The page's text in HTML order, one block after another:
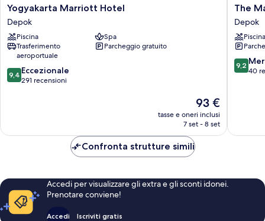
Yogyakarta
Marriott
Hotel
Depok
Yogyakarta Marriott Hotel
Depok
Piscina
Spa
Trasferimento
aeroportuale
Parcheggio gratuito
9.4
su
9,4 Eccezionale
291 recensioni
Il
prezzo
attuale
93 €
tasse e oneri inclusi
7 set - 8 set
The
Hotel
Depok
The
Depok
Piscina
9.2
su
9,2
40
Confronta strutture simili
Accedi per visualizzare gli extra e gli sconti idonei.
Prenotare conviene!
Accedi Iscriviti gratis